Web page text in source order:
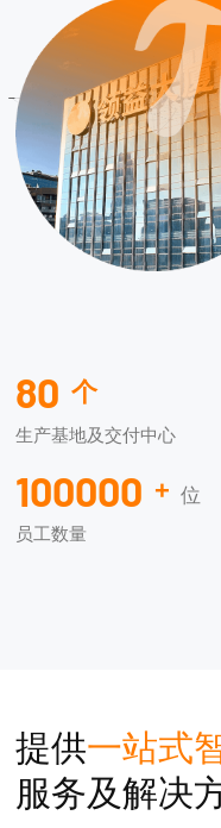
80 个
生产基地及交付中心
100000 + 位
员工数量
提供一站式
服务及解决